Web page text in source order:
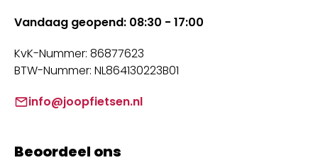
Vandaag geopend: 08:30 - 17:00
KvK-Nummer: 86877623
BTW-Nummer: NL864130223B01
info@joopfietsen.nl
Beoordeel ons